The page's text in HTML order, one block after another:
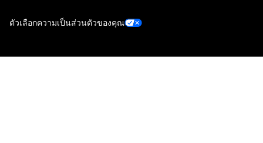
ตัวเลือกความเป็นส่วนตัวของคุณ